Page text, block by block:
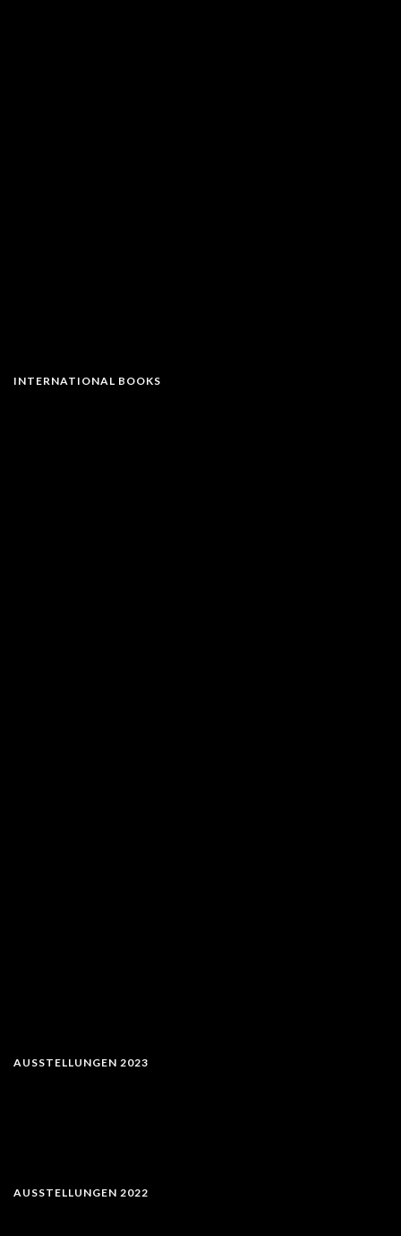
INTERNATIONAL BOOKS
AUSSTELLUNGEN 2023
AUSSTELLUNGEN 2022